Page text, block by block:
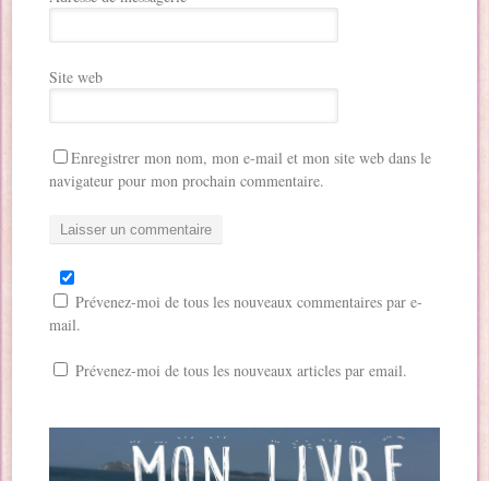
Site web
Enregistrer mon nom, mon e-mail et mon site web dans le
navigateur pour mon prochain commentaire.
Prévenez-moi de tous les nouveaux commentaires par e-
mail.
Prévenez-moi de tous les nouveaux articles par email.